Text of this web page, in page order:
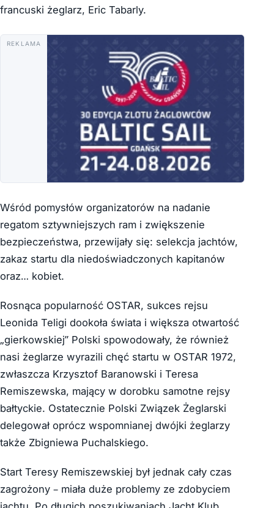
francuski żeglarz, Eric Tabarly.
REKLAMA
Wśród pomysłów organizatorów na nadanie
regatom sztywniejszych ram i zwiększenie
bezpieczeństwa, przewijały się: selekcja jachtów,
zakaz startu dla niedoświadczonych kapitanów
oraz… kobiet.
Rosnąca popularność OSTAR, sukces rejsu
Leonida Teligi dookoła świata i większa otwartość
„gierkowskiej” Polski spowodowały, że również
nasi żeglarze wyrazili chęć startu w OSTAR 1972,
zwłaszcza Krzysztof Baranowski i Teresa
Remiszewska, mający w dorobku samotne rejsy
bałtyckie. Ostatecznie Polski Związek Żeglarski
delegował oprócz wspomnianej dwójki żeglarzy
także Zbigniewa Puchalskiego.
Start Teresy Remiszewskiej był jednak cały czas
zagrożony – miała duże problemy ze zdobyciem